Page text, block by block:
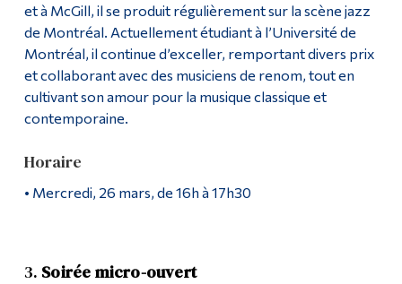
et à McGill, il se produit régulièrement sur la scène jazz
de Montréal. Actuellement étudiant à l’Université de
Montréal, il continue d’exceller, remportant divers prix
et collaborant avec des musiciens de renom, tout en
cultivant son amour pour la musique classique et
contemporaine.
Horaire
• Mercredi, 26 mars, de 16h à 17h30
3. Soirée micro-ouvert